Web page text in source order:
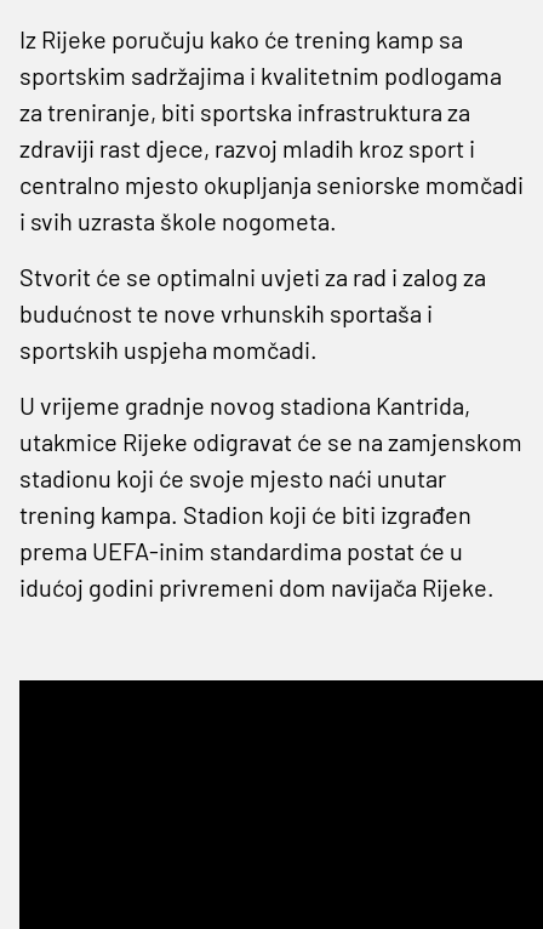
Iz Rijeke poručuju kako će trening kamp sa
sportskim sadržajima i kvalitetnim podlogama
za treniranje, biti sportska infrastruktura za
zdraviji rast djece, razvoj mladih kroz sport i
centralno mjesto okupljanja seniorske momčadi
i svih uzrasta škole nogometa.
Stvorit će se optimalni uvjeti za rad i zalog za
budućnost te nove vrhunskih sportaša i
sportskih uspjeha momčadi.
U vrijeme gradnje novog stadiona Kantrida,
utakmice Rijeke odigravat će se na zamjenskom
stadionu koji će svoje mjesto naći unutar
trening kampa. Stadion koji će biti izgrađen
prema UEFA-inim standardima postat će u
idućoj godini privremeni dom navijača Rijeke.